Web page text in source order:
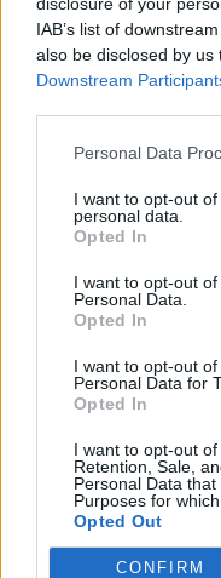
IAB’s list of
also be disclosed by
Downstream
Personal Data
I want to opt-out
personal data.
Opted In
I want to opt-out
Personal Data.
Opted In
I want to opt-out
Personal Data for
Opted In
I want to opt-out of
Retention, Sale,
Personal Data
Purposes for
Opted Out
CONFIRM